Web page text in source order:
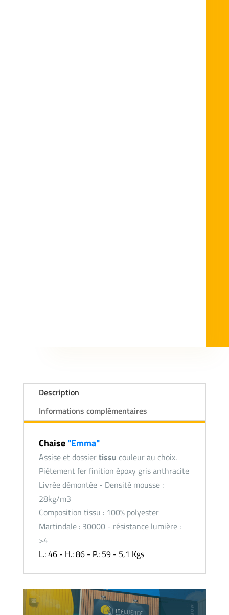
Description
Informations complémentaires
Chaise"Emma"
Assise et dossiertissu couleur au choix.
Piètement fer finition époxy gris anthracite
Livrée démontée - Densité mousse :
28kg/m3
Composition tissu : 100% polyester
Martindale : 30000 - résistance lumière :
>4
L.: 46 - H.: 86 - P.: 59 - 5,1 Kgs